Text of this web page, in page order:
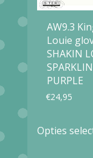
AW9.3
Louie
SHAKIN
PURPLE
€24,95
Opties